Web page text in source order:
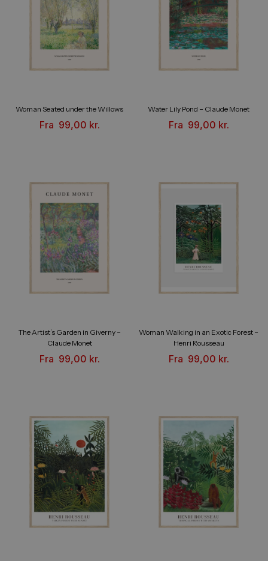
Woman Seated under the Willows
Fra 99,00 kr.
Water Lily Pond – Claude Monet
Fra 99,00 kr.
The Artist’s Garden in Giverny –
Claude Monet
Fra 99,00 kr.
Woman Walking in an Exotic Forest –
Henri Rousseau
Fra 99,00 kr.